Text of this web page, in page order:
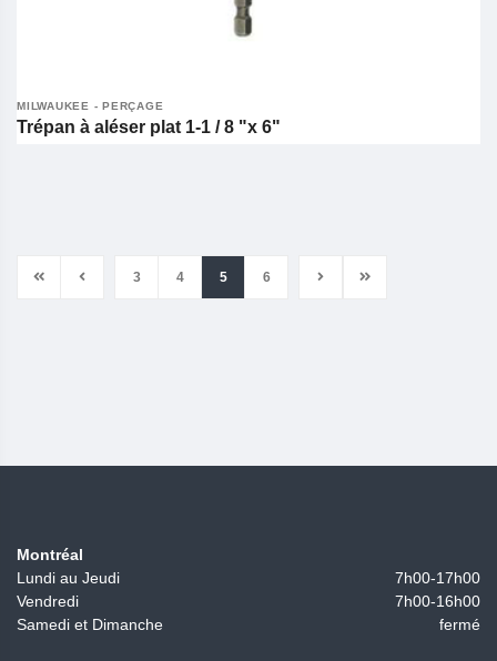
MILWAUKEE - PERÇAGE
Trépan à aléser plat 1-1 / 8 "x 6"
3 4 5 6
Montréal
Lundi au Jeudi
7h00-17h00
Vendredi
7h00-16h00
Samedi et Dimanche
fermé